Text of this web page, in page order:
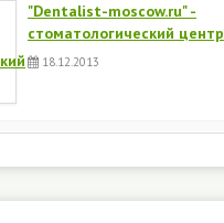
"Dentalist-moscow.ru" -
стоматологический центр
18.12.2013